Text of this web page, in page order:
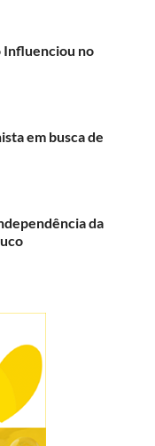
Influenciou no
em busca de
da